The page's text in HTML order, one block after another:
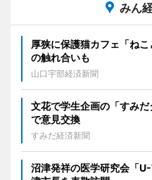
みん
厚狭に保護猫カフェ「ね
の触れ合いも
山口宇部経済新聞
文花で学生企画の「すみ
で意見交換
すみだ経済新聞
沼津発祥の医学研究会「